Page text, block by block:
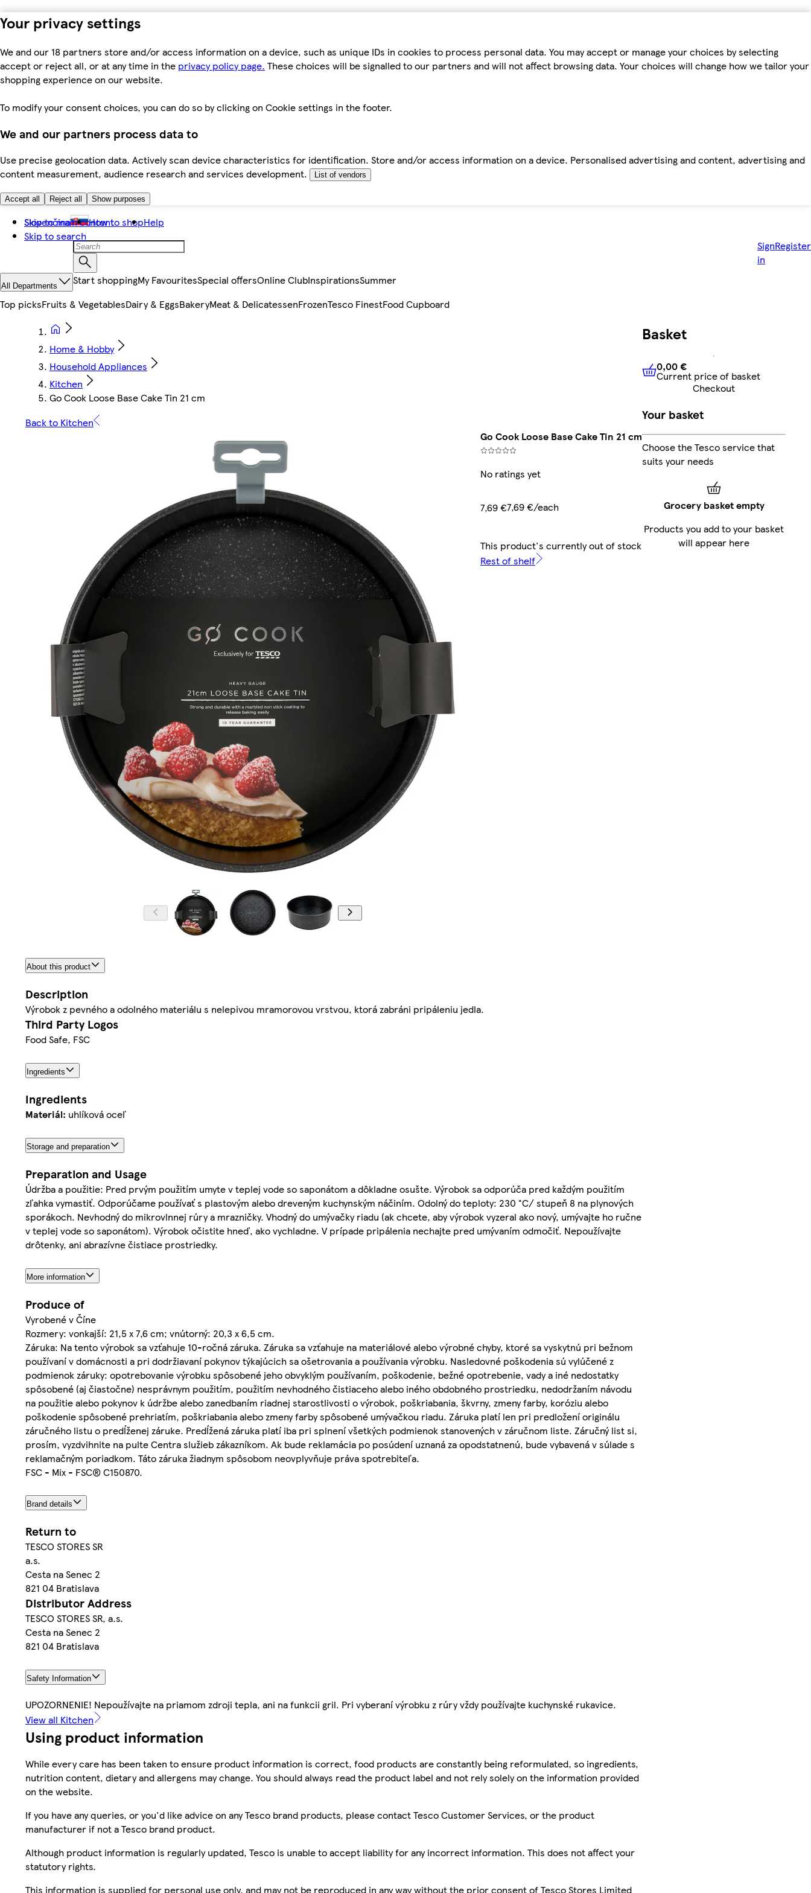
Your privacy settings
We and our 18 partners store and/or access information on a device, such as unique IDs in cookies to process personal data. You may accept or manage your choices by selecting
accept or reject all, or at any time in the privacy policy page. These choices will be signalled to our partners and will not affect browsing data. Your choices will change how we tailor your
shopping experience on our website.
To modify your consent choices, you can do so by clicking on Cookie settings in the footer.
We and our partners process data to
Use precise geolocation data. Actively scan device characteristics for identification. Store and/or access information on a device. Personalised advertising and content, advertising and
content measurement, audience research and services development.
List of vendors
Accept all Reject all Show purposes
Skip to main content
Skip to search
Slovenčina How to shopHelp
Sign
in
Register
All Departments Start shoppingMy FavouritesSpecial offersOnline ClubInspirationsSummer
Top picksFruits & VegetablesDairy & EggsBakeryMeat & DelicatessenFrozenTesco FinestFood Cupboard
Home & Hobby
Household Appliances
Kitchen
Go Cook Loose Base Cake Tin 21 cm
Back to Kitchen
Go Cook Loose Base Cake Tin 21 cm
No ratings yet
7,69 €7,69 €/each
This product's currently out of stock
Rest of shelf
About this product
Description
Výrobok z pevného a odolného materiálu s nelepivou mramorovou vrstvou, ktorá zabráni pripáleniu jedla.
Third Party Logos
Food Safe, FSC
Ingredients
Ingredients
Materiál: uhlíková oceľ
Storage and preparation
Preparation and Usage
Údržba a použitie: Pred prvým použitím umyte v teplej vode so saponátom a dôkladne osušte. Výrobok sa odporúča pred každým použitím
zľahka vymastiť. Odporúčame používať s plastovým alebo dreveným kuchynským náčiním. Odolný do teploty: 230 °C/ stupeň 8 na plynových
sporákoch. Nevhodný do mikrovlnnej rúry a mrazničky. Vhodný do umývačky riadu (ak chcete, aby výrobok vyzeral ako nový, umývajte ho ručne
v teplej vode so saponátom). Výrobok očistite hneď, ako vychladne. V prípade pripálenia nechajte pred umývaním odmočiť. Nepoužívajte
drôtenky, ani abrazívne čistiace prostriedky.
More information
Produce of
Vyrobené v Číne
Rozmery: vonkajší: 21,5 x 7,6 cm; vnútorný: 20,3 x 6,5 cm.
Záruka: Na tento výrobok sa vzťahuje 10-ročná záruka. Záruka sa vzťahuje na materiálové alebo výrobné chyby, ktoré sa vyskytnú pri bežnom
používaní v domácnosti a pri dodržiavaní pokynov týkajúcich sa ošetrovania a používania výrobku. Nasledovné poškodenia sú vylúčené z
podmienok záruky: opotrebovanie výrobku spôsobené jeho obvyklým používaním, poškodenie, bežné opotrebenie, vady a iné nedostatky
spôsobené (aj čiastočne) nesprávnym použitím, použitím nevhodného čistiaceho alebo iného obdobného prostriedku, nedodržaním návodu
na použitie alebo pokynov k údržbe alebo zanedbaním riadnej starostlivosti o výrobok, poškriabania, škvrny, zmeny farby, koróziu alebo
poškodenie spôsobené prehriatím, poškriabania alebo zmeny farby spôsobené umývačkou riadu. Záruka platí len pri predložení originálu
záručného listu o predĺženej záruke. Predĺžená záruka platí iba pri splnení všetkých podmienok stanovených v záručnom liste. Záručný list si,
prosím, vyzdvihnite na pulte Centra služieb zákazníkom. Ak bude reklamácia po posúdení uznaná za opodstatnenú, bude vybavená v súlade s
reklamačným poriadkom. Táto záruka žiadnym spôsobom neovplyvňuje práva spotrebiteľa.
FSC - Mix - FSC® C150870.
Brand details
Return to
TESCO STORES SR
a.s.
Cesta na Senec 2
821 04 Bratislava
Distributor Address
TESCO STORES SR, a.s.
Cesta na Senec 2
821 04 Bratislava
Safety Information
UPOZORNENIE! Nepoužívajte na priamom zdroji tepla, ani na funkcii gril. Pri vyberaní výrobku z rúry vždy používajte kuchynské rukavice.
View all Kitchen
Using product information
While every care has been taken to ensure product information is correct, food products are constantly being reformulated, so ingredients,
nutrition content, dietary and allergens may change. You should always read the product label and not rely solely on the information provided
on the website.
If you have any queries, or you'd like advice on any Tesco brand products, please contact Tesco Customer Services, or the product
manufacturer if not a Tesco brand product.
Although product information is regularly updated, Tesco is unable to accept liability for any incorrect information. This does not affect your
statutory rights.
This information is supplied for personal use only, and may not be reproduced in any way without the prior consent of Tesco Stores Limited
Basket
0,00 €Current price of
0,00 €
Current price of basket
Checkout
Your basket
Choose the Tesco service that
suits your needs
Grocery basket empty
Products you add to your basket
will appear here